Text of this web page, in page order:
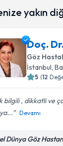
yakın
Doç.
Göz
İstanbul ,
5 (12
bilgili , dikkatli ve
Devamı
Dünya Göz